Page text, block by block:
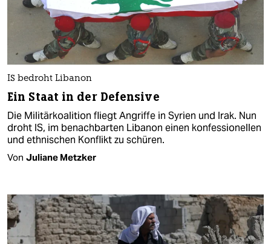
IS bedroht Libanon
Ein Staat in der Defensive
Die Militärkoalition fliegt Angriffe in Syrien und Irak. Nun
droht IS, im benachbarten Libanon einen konfessionellen
und ethnischen Konflikt zu schüren.
Von Juliane Metzker